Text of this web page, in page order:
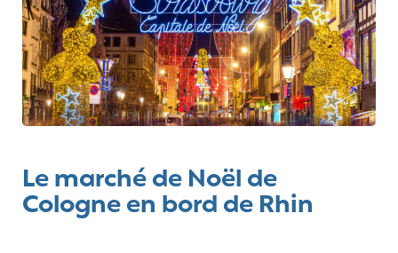
Le marché de Noël de
Cologne en bord de Rhin